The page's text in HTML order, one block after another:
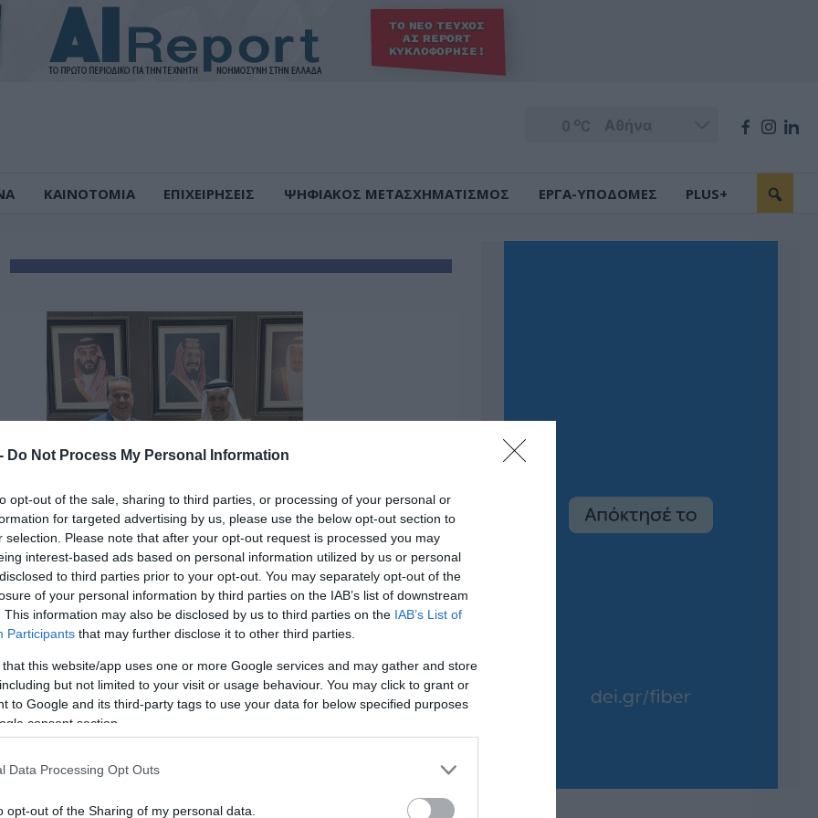
Do Not Process My Personal Information
opt-out of the sale, sharing to third parties, or processing of your personal or
for targeted advertising by us, please use the below opt-out section to
selection. Please note that after your opt-out request is processed you may
interest-based ads based on personal information utilized by us or personal
to third parties prior to your opt-out. You may separately opt-out of the
of your personal information by third parties on the IAB’s list of downstream
This information may also be disclosed by us to third parties on the IAB’s List of
Participants that may further disclose it to other third parties.
that this website/app uses one or more Google services and may gather and store
but not limited to your visit or usage behaviour. You may click to grant or
to Google and its third-party tags to use your data for below specified purposes
consent section.
Data Processing Opt Outs
opt-out of the Sharing of my personal data.
0 oC
ΚΑΙΝΟΤΟΜΙΑ ΕΠΙΧΕΙΡΗΣΕΙΣ ΨΗΦΙΑΚΟΣ ΜΕΤΑΣΧΗΜΑΤΙΣΜΟΣ ΕΡΓΑ-ΥΠΟΔΟΜΕΣ PLUS+